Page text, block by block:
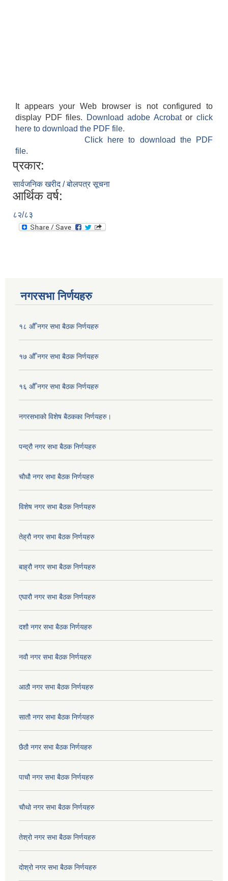
It appears your Web browser is not configured to
display PDF files.
Download adobe Acrobatorclick
here to download the PDF file.
Click here to download the PDF
file.
प्रकार:
सार्वजनिक खरीद / बोलपत्र सूचना
आर्थिक वर्ष:
८२/८३
नगरसभा निर्णयहरु
१८ औँ नगर सभा बैठक निर्णयहरु
१७ औँ नगर सभा बैठक निर्णयहरु
१६ औँ नगर सभा बैठक निर्णयहरु
नगरसभाको विशेष बैठकका निर्णयहरु।
पन्द्रौ नगर सभा बैठक निर्णयहरु
चौधौ नगर सभा बैठक निर्णयहरु
विशेष नगर सभा बैठक निर्णयहरु
तेह्रौ नगर सभा बैठक निर्णयहरु
बाह्रौ नगर सभा बैठक निर्णयहरु
एघारौ नगर सभा बैठक निर्णयहरु
दशौ नगर सभा बैठक निर्णयहरु
नवौ नगर सभा बैठक निर्णयहरु
आठौ नगर सभा बैठक निर्णयहरु
सातौ नगर सभा बैठक निर्णयहरु
छैठौ नगर सभा बैठक निर्णयहरु
पाचौ नगर सभा बैठक निर्णयहरु
चौथो नगर सभा बैठक निर्णयहरु
तेश्रो नगर सभा बैठक निर्णयहरु
दोश्रो नगर सभा बैठक निर्णयहरु